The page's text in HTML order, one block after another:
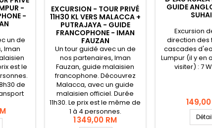
-
-
un de
Iman
est le
de
EXCURSION - TOUR PRIVÉ
11H30 KL VERS MALACCA +
PUTRAJAYA - GUIDE
FRANCOPHONE - IMAN
FAUZAN
Un tour guidé avec un de
nos partenaires, Iman
Fauzan, guide malaisien
francophone. Découvrez
Malacca, avec un guide
malaisien officiel. Durée
11h30. Le prix est le même de
1 à 4 personnes.
1 349,00 RM
GUIDE
Excursion
direction des
cascades
Lumpur (il y en
visiter) : 7